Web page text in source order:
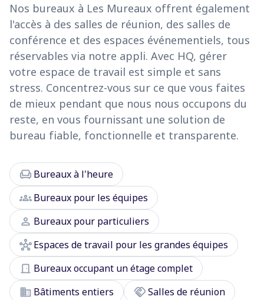
Nos bureaux à Les Mureaux offrent également
l'accès à des salles de réunion, des salles de
conférence et des espaces événementiels, tous
réservables via notre appli. Avec HQ, gérer
votre espace de travail est simple et sans
stress. Concentrez-vous sur ce que vous faites
de mieux pendant que nous nous occupons du
reste, en vous fournissant une solution de
bureau fiable, fonctionnelle et transparente.
chair Bureaux à l'heure
groupsBureaux pour les équipes
person Bureaux pour particuliers
hubEspaces de travail pour les grandes équipes
door_front Bureaux occupant un étage complet
domain Bâtiments entiers handshakeSalles de réunion